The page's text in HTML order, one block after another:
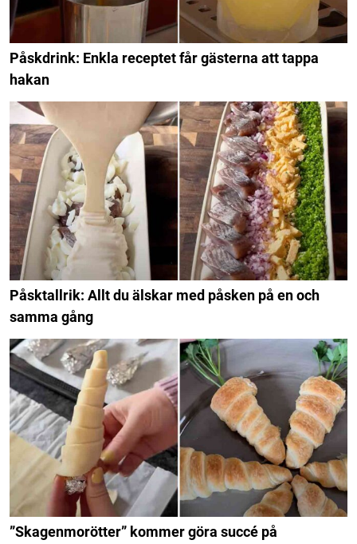
Påskdrink: Enkla receptet får gästerna att tappa
hakan
Påsktallrik: Allt du älskar med påsken på en och
samma gång
”Skagenmorötter” kommer göra succé på